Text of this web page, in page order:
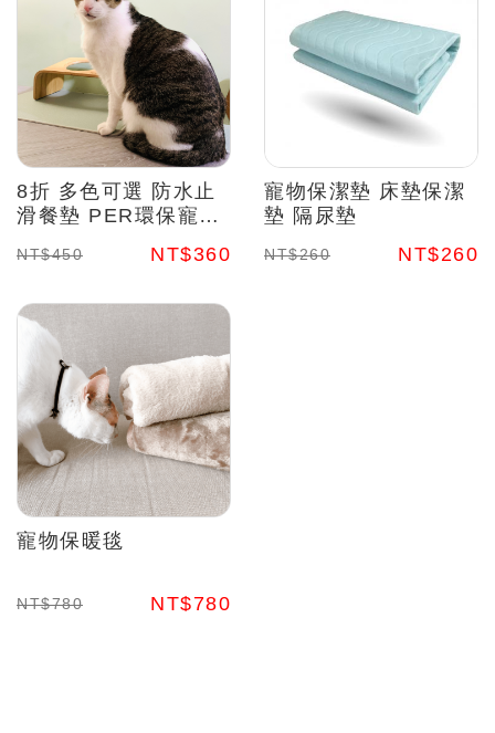
8折 多色可選 防水止
滑餐墊 PER環保寵物
NT$450 NT$360
寵物保潔墊 床墊保潔
墊 隔尿墊
NT$260 NT$260
寵物保暖毯
NT$780 NT$780